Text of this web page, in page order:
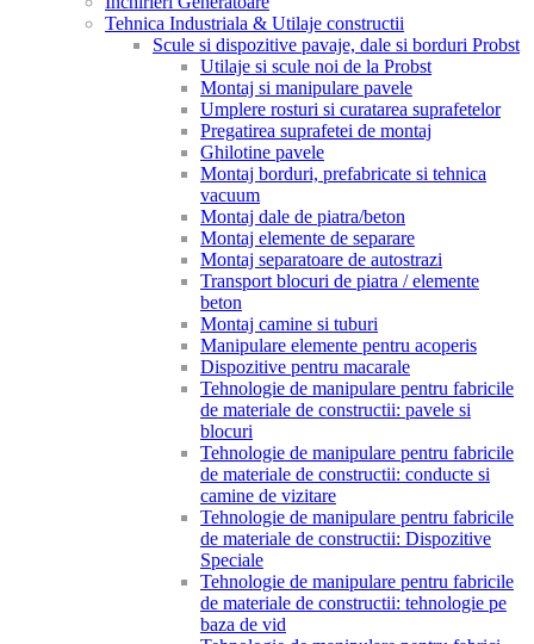
Tehnica Industriala & Utilaje constructii
Scule si dispozitive pavaje, dale si borduri Probst
Utilaje si scule noi de la Probst
Montaj si manipulare pavele
Umplere rosturi si curatarea suprafetelor
Pregatirea suprafetei de montaj
Ghilotine pavele
Montaj borduri, prefabricate si tehnica
vacuum
Montaj dale de piatra/beton
Montaj elemente de separare
Montaj separatoare de autostrazi
Transport blocuri de piatra / elemente
beton
Montaj camine si tuburi
Manipulare elemente pentru acoperis
Dispozitive pentru macarale
Tehnologie de manipulare pentru fabricile
de materiale de constructii: pavele si
blocuri
Tehnologie de manipulare pentru fabricile
de materiale de constructii: conducte si
camine de vizitare
Tehnologie de manipulare pentru fabricile
de materiale de constructii: Dispozitive
Speciale
Tehnologie de manipulare pentru fabricile
de materiale de constructii: tehnologie pe
baza de vid